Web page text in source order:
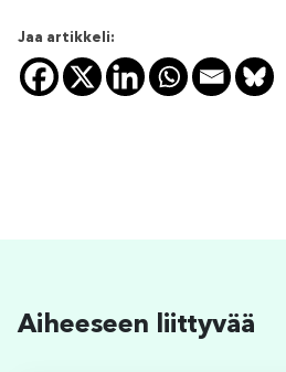
Jaa artikkeli:
Aiheeseen liittyvää